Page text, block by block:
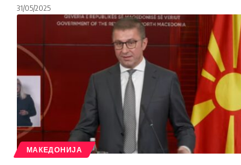
31/05/2025
МАКЕДОНИЈА